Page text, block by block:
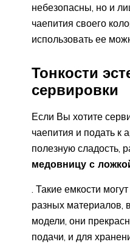
небезопасны, но и
чаепития своего
использовать ее
Тонкости
сервировки
Если Вы хотите
чаепития и подать к
полезную сладость,
медовницу с
. Такие емкости
разных материалов,
модели, они
подачи, и для